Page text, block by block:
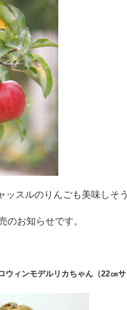
ッスルのりんごも美味しそ
のお知らせです。
ウィンモデルリカちゃん（22㎝